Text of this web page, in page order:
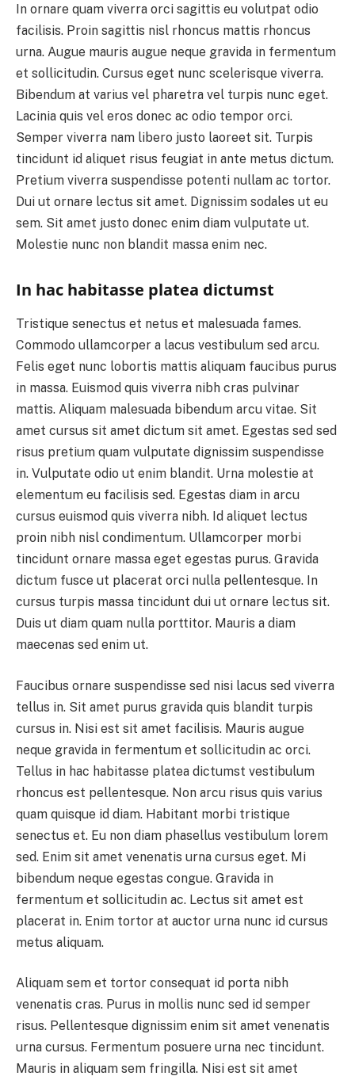
In ornare quam viverra orci sagittis eu volutpat odio
facilisis. Proin sagittis nisl rhoncus mattis rhoncus
urna. Augue mauris augue neque gravida in fermentum
et sollicitudin. Cursus eget nunc scelerisque viverra.
Bibendum at varius vel pharetra vel turpis nunc eget.
Lacinia quis vel eros donec ac odio tempor orci.
Semper viverra nam libero justo laoreet sit. Turpis
tincidunt id aliquet risus feugiat in ante metus dictum.
Pretium viverra suspendisse potenti nullam ac tortor.
Dui ut ornare lectus sit amet. Dignissim sodales ut eu
sem. Sit amet justo donec enim diam vulputate ut.
Molestie nunc non blandit massa enim nec.
In hac habitasse platea dictumst
Tristique senectus et netus et malesuada fames.
Commodo ullamcorper a lacus vestibulum sed arcu.
Felis eget nunc lobortis mattis aliquam faucibus purus
in massa. Euismod quis viverra nibh cras pulvinar
mattis. Aliquam malesuada bibendum arcu vitae. Sit
amet cursus sit amet dictum sit amet. Egestas sed sed
risus pretium quam vulputate dignissim suspendisse
in. Vulputate odio ut enim blandit. Urna molestie at
elementum eu facilisis sed. Egestas diam in arcu
cursus euismod quis viverra nibh. Id aliquet lectus
proin nibh nisl condimentum. Ullamcorper morbi
tincidunt ornare massa eget egestas purus. Gravida
dictum fusce ut placerat orci nulla pellentesque. In
cursus turpis massa tincidunt dui ut ornare lectus sit.
Duis ut diam quam nulla porttitor. Mauris a diam
maecenas sed enim ut.
Faucibus ornare suspendisse sed nisi lacus sed viverra
tellus in. Sit amet purus gravida quis blandit turpis
cursus in. Nisi est sit amet facilisis. Mauris augue
neque gravida in fermentum et sollicitudin ac orci.
Tellus in hac habitasse platea dictumst vestibulum
rhoncus est pellentesque. Non arcu risus quis varius
quam quisque id diam. Habitant morbi tristique
senectus et. Eu non diam phasellus vestibulum lorem
sed. Enim sit amet venenatis urna cursus eget. Mi
bibendum neque egestas congue. Gravida in
fermentum et sollicitudin ac. Lectus sit amet est
placerat in. Enim tortor at auctor urna nunc id cursus
metus aliquam.
Aliquam sem et tortor consequat id porta nibh
venenatis cras. Purus in mollis nunc sed id semper
risus. Pellentesque dignissim enim sit amet venenatis
urna cursus. Fermentum posuere urna nec tincidunt.
Mauris in aliquam sem fringilla. Nisi est sit amet